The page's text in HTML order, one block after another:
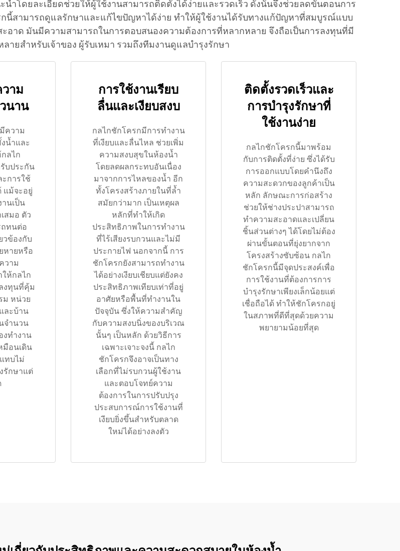
โดยละเอียดช่วยให้ผู้ใช้งานสามารถติดตั้งได้ง่ายและรวดเร็ว ดังนั้นจึงช่วยลดขั้นตอนการ
กนี้สามารถดูแลรักษาและแก้ไขปัญหาได้ง่าย ทำให้ผู้ใช้งานได้รับทางแก้ปัญหาที่สมบูรณ์แบบ
อาด มันมีความสามารถในการตอบสนองความต้องการที่หลากหลาย จึงถือเป็นการลงทุนที่มี
ายสำหรับเจ้าของ ผู้รับเหมา รวมถึงทีมงานดูแลบำรุงรักษา
าม
นาน
ความ
น้ำและ
ลไก
บประกัน
การใช้
แม้จะอยู่
นเป็น
สมอ ตัว
ถทนต่อ
วข้องกับ
หายหรือ
วาม
ให้กลไก
งทุนที่คุ้ม
ม หน่วย
ละบ้าน
จำนวน
งทำงาน
มือนเดิน
ทบไม่
รักษาแต่
การใช้งานเรียบ
ลื่นและเงียบสงบ
กลไกชักโครกมีการทำงาน
ที่เงียบและลื่นไหล ช่วยเพิ่ม
ความสงบสุขในห้องน้ำ
โดยลดผลกระทบอันเนื่อง
มาจากการไหลของน้ำ อีก
ทั้งโครงสร้างภายในที่ล้ำ
สมัยกว่ามาก เป็นเหตุผล
หลักที่ทำให้เกิด
ประสิทธิภาพในการทำงาน
ที่ไร้เสียงรบกวนและไม่มี
ประกายไฟ นอกจากนี้ การ
ชักโครกยังสามารถทำงาน
ได้อย่างเงียบเชียบแต่ยังคง
ประสิทธิภาพเทียบเท่าที่อยู่
อาศัยหรือพื้นที่ทำงานใน
ปัจจุบัน ซึ่งให้ความสำคัญ
กับความสงบนิ่งของบริเวณ
นั้นๆ เป็นหลัก ด้วยวิธีการ
เฉพาะเจาะจงนี้ กลไก
ชักโครกจึงอาจเป็นทาง
เลือกที่ไม่รบกวนผู้ใช้งาน
และตอบโจทย์ความ
ต้องการในการปรับปรุง
ประสบการณ์การใช้งานที่
เงียบยิ่งขึ้นสำหรับตลาด
ใหม่ได้อย่างลงตัว
ติดตั้งรวดเร็วและ
การบำรุงรักษาที่
ใช้งานง่าย
กลไกชักโครกนี้มาพร้อม
กับการติดตั้งที่ง่าย ซึ่งได้รับ
การออกแบบโดยคำนึงถึง
ความสะดวกของลูกค้าเป็น
หลัก ลักษณะการก่อสร้าง
ช่วยให้ช่างประปาสามารถ
ทำความสะอาดและเปลี่ยน
ชิ้นส่วนต่างๆ ได้โดยไม่ต้อง
ผ่านขั้นตอนที่ยุ่งยากจาก
โครงสร้างซับซ้อน กลไก
ชักโครกนี้มีจุดประสงค์เพื่อ
การใช้งานที่ต้องการการ
บำรุงรักษาเพียงเล็กน้อยแต่
เชื่อถือได้ ทำให้ชักโครกอยู่
ในสภาพที่ดีที่สุดด้วยความ
พยายามน้อยที่สุด